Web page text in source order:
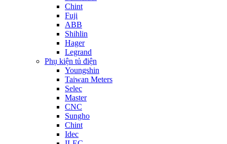
Chint
Fuji
ABB
Shihlin
Hager
Legrand
Phụ kiện tủ điện
Youngshin
Taiwan Meters
Selec
Master
CNC
Sungho
Chint
Idec